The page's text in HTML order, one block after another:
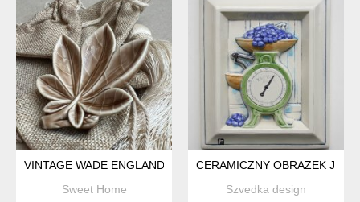
VINTAGE WADE ENGLAND PORCELAIN LEAF PIN DISH ❤
Sweet Home
CERAMICZNY OBRAZEK JIE
Szvedka design